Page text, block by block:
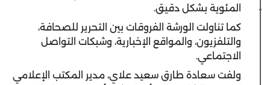
المئوية بشكل دقيق.
كما تناولت الورشة الفروقات بين التحرير للصحافة،
والتلفزيون، والمواقع الإخبارية، وشبكات التواصل
الاجتماعي.
ولفت سعادة طارق سعيد علاي، مدير المكتب الإعلامي